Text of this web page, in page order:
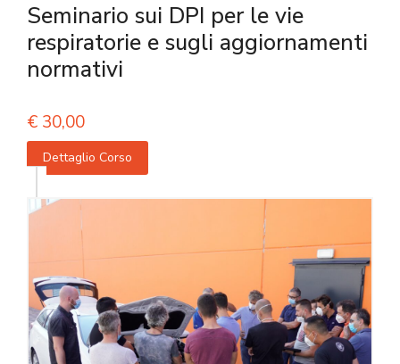
Seminario sui DPI per le vie
respiratorie e sugli aggiornamenti
normativi
€ 30,00
Dettaglio Corso